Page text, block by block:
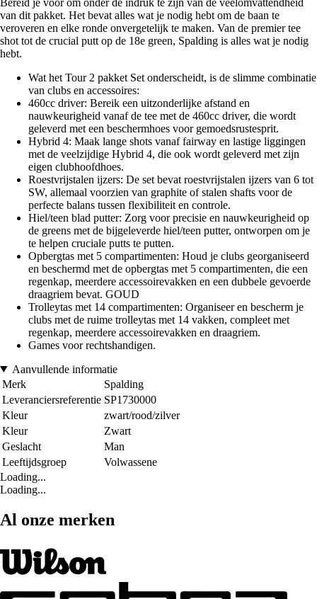
van dit pakket. Het bevat alles wat je nodig hebt om de baan te
veroveren en elke ronde onvergetelijk te maken. Van de premier tee
shot tot de crucial putt op de 18e green, Spalding is alles wat je nodig
hebt.
Wat het Tour 2 pakket Set onderscheidt, is de slimme combinatie
van clubs en accessoires:
460cc driver: Bereik een uitzonderlijke afstand en
nauwkeurigheid vanaf de tee met de 460cc driver, die wordt
geleverd met een beschermhoes voor gemoedsrustesprit.
Hybrid 4: Maak lange shots vanaf fairway en lastige liggingen
met de veelzijdige Hybrid 4, die ook wordt geleverd met zijn
eigen clubhoofdhoes.
Roestvrijstalen ijzers: De set bevat roestvrijstalen ijzers van 6 tot
SW, allemaal voorzien van graphite of stalen shafts voor de
perfecte balans tussen flexibiliteit en controle.
Hiel/teen blad putter: Zorg voor precisie en nauwkeurigheid op
de greens met de bijgeleverde hiel/teen putter, ontworpen om je
te helpen cruciale putts te putten.
Opbergtas met 5 compartimenten: Houd je clubs georganiseerd
en beschermd met de opbergtas met 5 compartimenten, die een
regenkap, meerdere accessoirevakken en een dubbele gevoerde
draagriem bevat. GOUD
Trolleytas met 14 compartimenten: Organiseer en bescherm je
clubs met de ruime trolleytas met 14 vakken, compleet met
regenkap, meerdere accessoirevakken en draagriem.
Games voor rechtshandigen.
Aanvullende informatie
Merk
Spalding
Leveranciersreferentie SP1730000
Kleur
zwart/rood/zilver
Kleur
Zwart
Geslacht
Man
Leeftijdsgroep
Volwassene
Loading...
Loading...
Al onze merken